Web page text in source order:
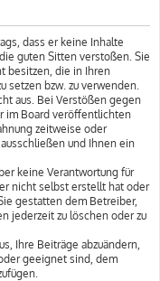
dass er keine Inhalte
guten Sitten verstoßen. Sie
besitzen, die in Ihren
setzen bzw. zu verwenden.
aus. Bei Verstößen gegen
im Board veröffentlichten
zeitweise oder
und Ihnen ein
keine Verantwortung für
nicht selbst erstellt hat oder
gestatten dem Betreiber,
jederzeit zu löschen oder zu
Ihre Beiträge abzuändern,
geeignet sind, dem